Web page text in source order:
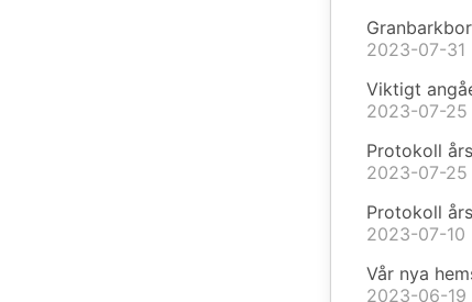
2023-07-31
2023-07-25
Protokoll
2023-07-25
Protokoll
2023-07-10
Vår nya
2023-06-19